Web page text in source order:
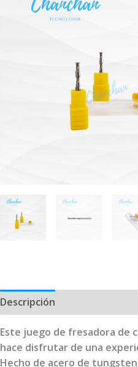
Descripción
Este juego de fresadora de
hace disfrutar de una
Hecho de acero de